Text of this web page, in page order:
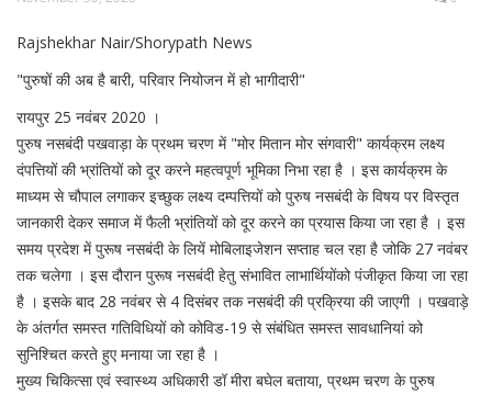
Rajshekhar Nair/Shorypath News
"पुरुषों की अब है बारी, परिवार नियोजन में हो भागीदारी"
रायपुर 25 नवंबर 2020 ।
पुरुष नसबंदी पखवाड़ा के प्रथम चरण में "मोर मितान मोर संगवारी" कार्यक्रम लक्ष्य
दंपत्तियों की भ्रांतियों को दूर करने महत्वपूर्ण भूमिका निभा रहा है । इस कार्यक्रम के
माध्यम से चौपाल लगाकर इच्छुक लक्ष्य दम्पत्तियों को पुरुष नसबंदी के विषय पर विस्तृत
जानकारी देकर समाज में फैली भ्रांतियों को दूर करने का प्रयास किया जा रहा है । इस
समय प्रदेश में पुरूष नसबंदी के लियें मोबिलाइजेशन सप्ताह चल रहा है जोकि 27 नवंबर
तक चलेगा । इस दौरान पुरूष नसबंदी हेतु संभावित लाभार्थियोंको पंजीकृत किया जा रहा
है । इसके बाद 28 नवंबर से 4 दिसंबर तक नसबंदी की प्रक्रिया की जाएगी । पखवाड़े
के अंतर्गत समस्त गतिविधियों को कोविड-19 से संबंधित समस्त सावधानियां को
सुनिश्चित करते हुए मनाया जा रहा है ।
मुख्य चिकित्सा एवं स्वास्थ्य अधिकारी डॉ मीरा बघेल बताया, प्रथम चरण के पुरुष